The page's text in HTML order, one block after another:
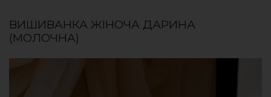
ВИШИВАНКА ЖІНОЧА ДАРИНА
(МОЛОЧНА)